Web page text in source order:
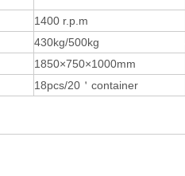
1400 r.p.m
430kg/500kg
1850×750×1000mm
18pcs/20 ＇ container